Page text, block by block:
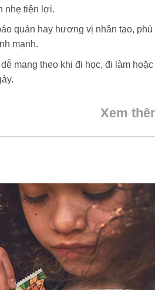
nhẹ tiện lợi.
quản hay hương vị nhân tạo,
mạnh.
mang theo khi đi học, đi làm
Xem